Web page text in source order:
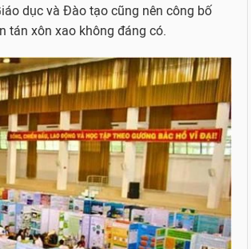
dục và Đào tạo cũng nên công bố
tán xôn xao không đáng có.